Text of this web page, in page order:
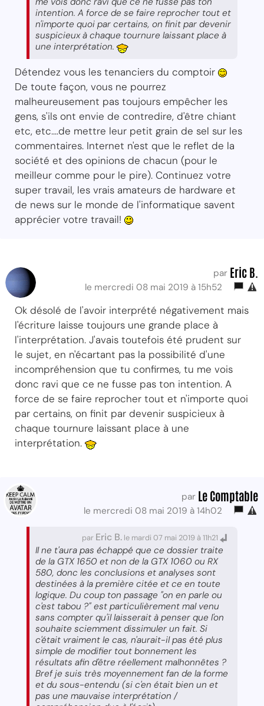
intention. A force de se faire reprocher tout et
n'importe quoi par certains, on finit par devenir
suspicieux à chaque tournure laissant place à
une interprétation.
Détendez vous les tenanciers du comptoir
De toute façon, vous ne pourrez
malheureusement pas toujours empêcher les
gens, s'ils ont envie de contredire, d'être chiant
etc, etc....de mettre leur petit grain de sel sur les
commentaires. Internet n'est que le reflet de la
société et des opinions de chacun (pour le
meilleur comme pour le pire). Continuez votre
super travail, les vrais amateurs de hardware et
de news sur le monde de l'informatique savent
apprécier votre travail!
par Eric B.
le mercredi 08 mai 2019 à 15h52
Ok désolé de l'avoir interprété négativement mais
l'écriture laisse toujours une grande place à
l'interprétation. J'avais toutefois été prudent sur
le sujet, en n'écartant pas la possibilité d'une
incompréhension que tu confirmes, tu me vois
donc ravi que ce ne fusse pas ton intention. A
force de se faire reprocher tout et n'importe quoi
par certains, on finit par devenir suspicieux à
chaque tournure laissant place à une
interprétation.
par Le Comptable
le mercredi 08 mai 2019 à 14h02
par Eric B. le mardi 07 mai 2019 à 11h21
Il ne t'aura pas échappé que ce dossier traite
de la GTX 1650 et non de la GTX 1060 ou RX
580, donc les conclusions et analyses sont
destinées à la première citée et ce en toute
logique. Du coup ton passage "on en parle ou
c'est tabou ?" est particulièrement mal venu
sans compter qu'il laisserait à penser que l'on
souhaite sciemment dissimuler un fait. Si
c'était vraiment le cas, n'aurait-il pas été plus
simple de modifier tout bonnement les
résultats afin d'être réellement malhonnêtes ?
Bref je suis très moyennement fan de la forme
et du sous-entendu (si c'en était bien un et
pas une mauvaise interprétation /